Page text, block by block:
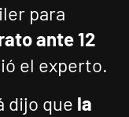
para
ante 12
el experto.
dijo que la